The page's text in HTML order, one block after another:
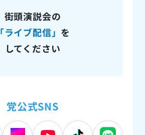
街頭演説会の
「ライブ配信」 を
してください
党公式SNS